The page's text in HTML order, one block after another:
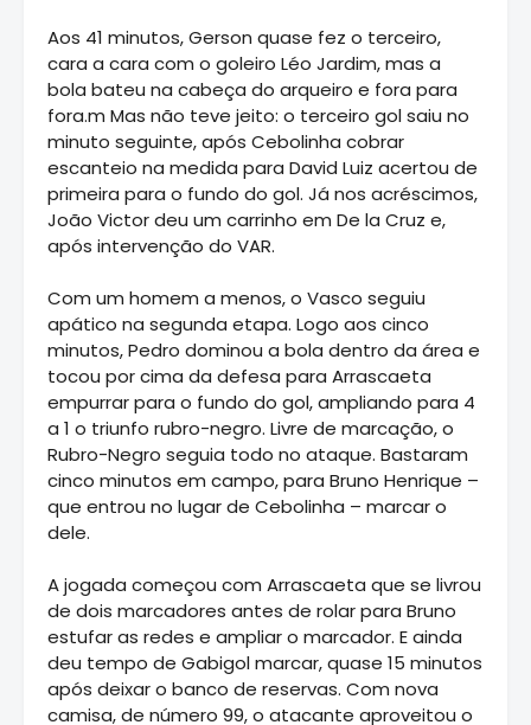
Aos 41 minutos, Gerson quase fez o terceiro,
cara a cara com o goleiro Léo Jardim, mas a
bola bateu na cabeça do arqueiro e fora para
fora.m Mas não teve jeito: o terceiro gol saiu no
minuto seguinte, após Cebolinha cobrar
escanteio na medida para David Luiz acertou de
primeira para o fundo do gol. Já nos acréscimos,
João Victor deu um carrinho em De la Cruz e,
após intervenção do VAR.
Com um homem a menos, o Vasco seguiu
apático na segunda etapa. Logo aos cinco
minutos, Pedro dominou a bola dentro da área e
tocou por cima da defesa para Arrascaeta
empurrar para o fundo do gol, ampliando para 4
a 1 o triunfo rubro-negro. Livre de marcação, o
Rubro-Negro seguia todo no ataque. Bastaram
cinco minutos em campo, para Bruno Henrique –
que entrou no lugar de Cebolinha – marcar o
dele.
A jogada começou com Arrascaeta que se livrou
de dois marcadores antes de rolar para Bruno
estufar as redes e ampliar o marcador. E ainda
deu tempo de Gabigol marcar, quase 15 minutos
após deixar o banco de reservas. Com nova
camisa, de número 99, o atacante aproveitou o